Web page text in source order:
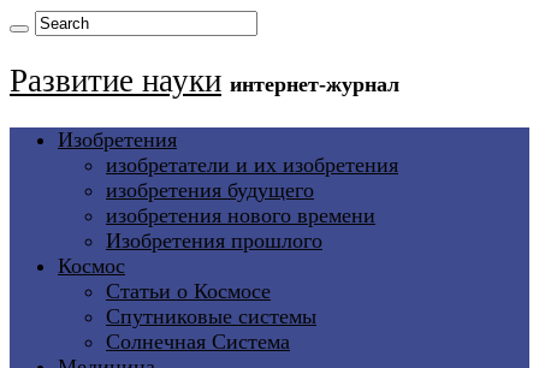
Развитие науки интернет-журнал
Изобретения
изобретатели и их изобретения
изобретения будущего
изобретения нового времени
Изобретения прошлого
Космос
Статьи о Космосе
Спутниковые системы
Солнечная Система